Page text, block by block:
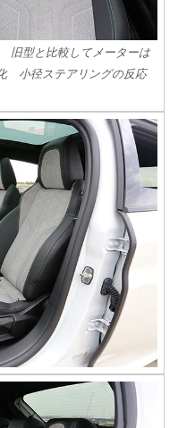
旧型と比較してメーターは
小径ステアリングの反応